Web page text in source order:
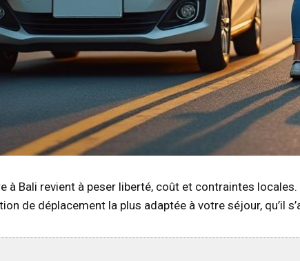
à Bali revient à peser liberté, coût et contraintes
de déplacement la plus adaptée à votre séjour, qu’il